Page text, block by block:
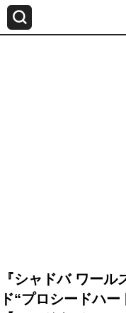
『シャドバ ワー
ド“プロシードハ